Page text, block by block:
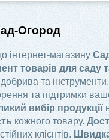
Огород
інтернет-магазину
товарів для саду
та
та підтримки
вибір продукції
кожного товару.
клієнтів.